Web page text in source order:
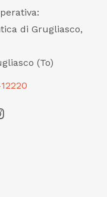
di Grugliasco,
(To)